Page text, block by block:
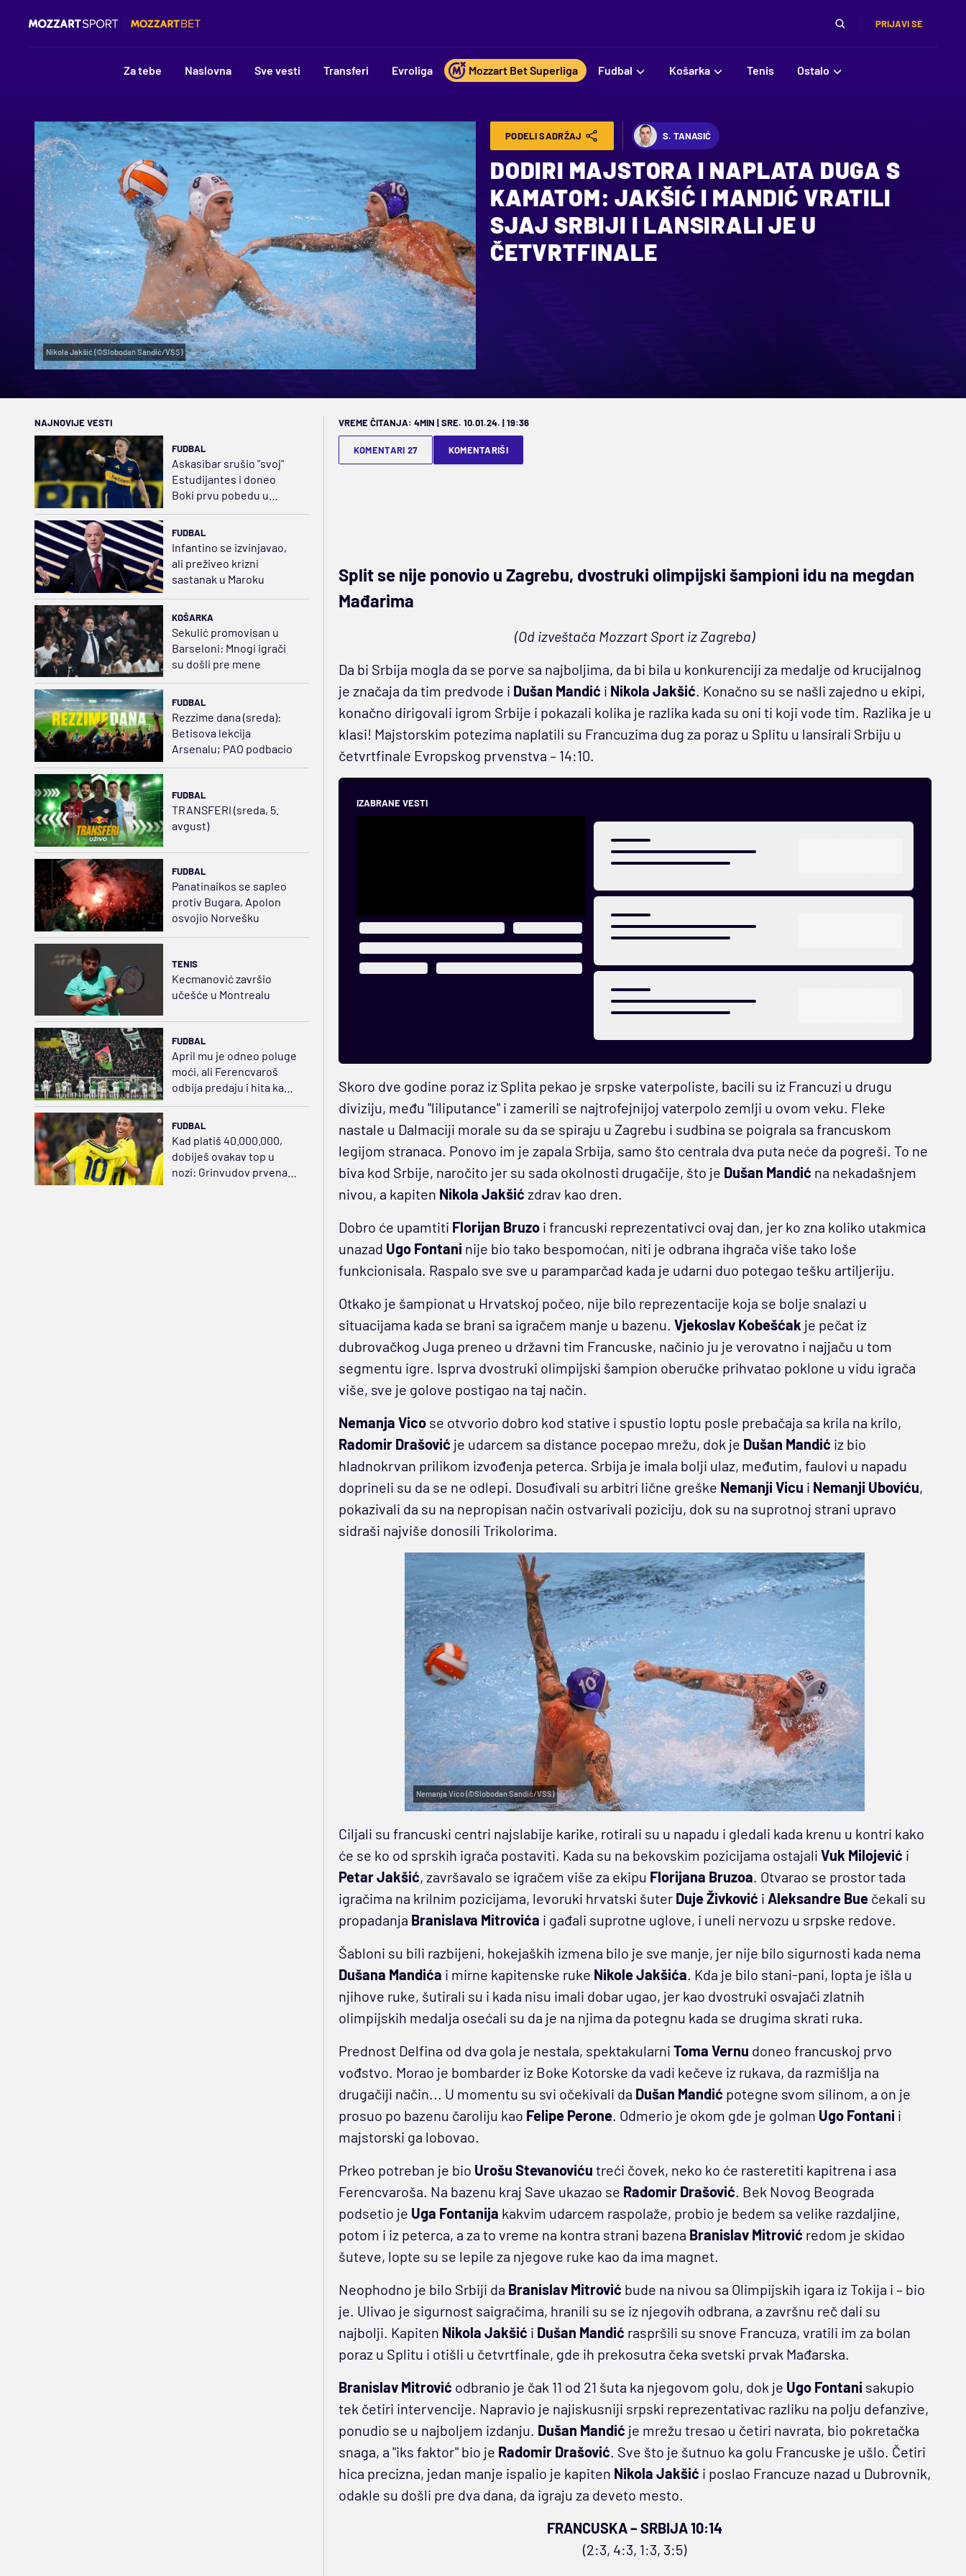
PRIJAVI SE
Za tebe Naslovna Sve vesti Transferi Evroliga Mozzart Bet Superliga Fudbal Košarka Tenis Ostalo
Nikola Jakšić (©Slobodan Sandić/VSS)
PODELI SADRŽAJ S. TANASIĆ
DODIRI MAJSTORA I NAPLATA DUGA S
KAMATOM: JAKŠIĆ I MANDIĆ VRATILI
SJAJ SRBIJI I LANSIRALI JE U
ČETVRTFINALE
NAJNOVIJE VESTI
FUDBAL
Askasibar srušio "svoj"
Estudijantes i doneo
Boki prvu pobedu u
FUDBAL
Infantino se izvinjavao,
ali preživeo krizni
sastanak u Maroku
KOŠARKA
Sekulić promovisan u
Barseloni: Mnogi igrači
su došli pre mene
FUDBAL
Rezzime dana (sreda):
Betisova lekcija
Arsenalu; PAO podbacio
FUDBAL
TRANSFERI (sreda, 5.
avgust)
FUDBAL
Panatinaikos se sapleo
protiv Bugara, Apolon
osvojio Norvešku
TENIS
Kecmanović završio
učešće u Montrealu
FUDBAL
April mu je odneo poluge
moći, ali Ferencvaroš
odbija predaju i hita ka
FUDBAL
Kad platiš 40.000.000,
dobiješ ovakav top u
nozi: Grinvudov prvenac,
VREME ČITANJA: 4MIN | SRE. 10.01.24. | 19:36
KOMENTARI 27 KOMENTARIŠI
Split se nije ponovio u Zagrebu, dvostruki olimpijski šampioni idu na megdan
Mađarima
(Od izveštača Mozzart Sport iz Zagreba)
Da bi Srbija mogla da se porve sa najboljima, da bi bila u konkurenciji za medalje od krucijalnog
je značaja da tim predvode i Dušan Mandić i Nikola Jakšić. Konačno su se našli zajedno u ekipi,
konačno dirigovali igrom Srbije i pokazali kolika je razlika kada su oni ti koji vode tim. Razlika je u
klasi! Majstorskim potezima naplatili su Francuzima dug za poraz u Splitu u lansirali Srbiju u
četvrtfinale Evropskog prvenstva – 14:10.
IZABRANE VESTI
Skoro dve godine poraz iz Splita pekao je srpske vaterpoliste, bacili su iz Francuzi u drugu
diviziju, među "liliputance" i zamerili se najtrofejnijoj vaterpolo zemlji u ovom veku. Fleke
nastale u Dalmaciji morale su da se spiraju u Zagrebu i sudbina se poigrala sa francuskom
legijom stranaca. Ponovo im je zapala Srbija, samo što centrala dva puta neće da pogreši. To ne
biva kod Srbije, naročito jer su sada okolnosti drugačije, što je Dušan Mandić na nekadašnjem
nivou, a kapiten Nikola Jakšić zdrav kao dren.
Dobro će upamtiti Florijan Bruzoi francuski reprezentativci ovaj dan, jer ko zna koliko utakmica
unazad Ugo Fontani nije bio tako bespomoćan, niti je odbrana ihgrača više tako loše
funkcionisala. Raspalo sve sve u paramparčad kada je udarni duo potegao tešku artiljeriju.
Otkako je šampionat u Hrvatskoj počeo, nije bilo reprezentacije koja se bolje snalazi u
situacijama kada se brani sa igračem manje u bazenu. Vjekoslav Kobešćak je pečat iz
dubrovačkog Juga preneo u državni tim Francuske, načinio ju je verovatno i najjaču u tom
segmentu igre. Isprva dvostruki olimpijski šampion oberučke prihvatao poklone u vidu igrača
više, sve je golove postigao na taj način.
Nemanja Vicose otvvorio dobro kod stative i spustio loptu posle prebačaja sa krila na krilo,
Radomir Drašović je udarcem sa distance pocepao mrežu, dok je Dušan Mandić iz bio
hladnokrvan prilikom izvođenja peterca. Srbija je imala bolji ulaz, međutim, faulovi u napadu
doprineli su da se ne odlepi. Dosuđivali su arbitri lične greške Nemanji Vicu i Nemanji Uboviću,
pokazivali da su na nepropisan način ostvarivali poziciju, dok su na suprotnoj strani upravo
sidraši najviše donosili Trikolorima.
Nemanja Vico (©Slobodan Sandić/VSS)
Ciljali su francuski centri najslabije karike, rotirali su u napadu i gledali kada krenu u kontri kako
će se ko od sprskih igrača postaviti. Kada su na bekovskim pozicijama ostajali Vuk Milojević i
Petar Jakšić, završavalo se igračem više za ekipu Florijana Bruzoa. Otvarao se prostor tada
igračima na krilnim pozicijama, levoruki hrvatski šuter Duje Živković i Aleksandre Buečekali su
propadanja Branislava Mitrovića i gađali suprotne uglove, i uneli nervozu u srpske redove.
Šabloni su bili razbijeni, hokejaških izmena bilo je sve manje, jer nije bilo sigurnosti kada nema
Dušana Mandića i mirne kapitenske ruke Nikole Jakšića. Kda je bilo stani-pani, lopta je išla u
njihove ruke, šutirali su i kada nisu imali dobar ugao, jer kao dvostruki osvajači zlatnih
olimpijskih medalja osećali su da je na njima da potegnu kada se drugima skrati ruka.
Prednost Delfina od dva gola je nestala, spektakularni Toma Vernu doneo francuskoj prvo
vođstvo. Morao je bombarder iz Boke Kotorske da vadi kečeve iz rukava, da razmišlja na
drugačiji način... U momentu su svi očekivali da Dušan Mandić potegne svom silinom, a on je
prosuo po bazenu čaroliju kao Felipe Perone. Odmerio je okom gde je golman Ugo Fontani i
majstorski ga lobovao.
Prkeo potreban je bio Urošu Stevanoviću treći čovek, neko ko će rasteretiti kapitrena i asa
Ferencvaroša. Na bazenu kraj Save ukazao se Radomir Drašović. Bek Novog Beograda
podsetio je Uga Fontanija kakvim udarcem raspolaže, probio je bedem sa velike razdaljine,
potom i iz peterca, a za to vreme na kontra strani bazena Branislav Mitrović redom je skidao
šuteve, lopte su se lepile za njegove ruke kao da ima magnet.
Neophodno je bilo Srbiji da Branislav Mitrović bude na nivou sa Olimpijskih igara iz Tokija i – bio
je. Ulivao je sigurnost saigračima, hranili su se iz njegovih odbrana, a završnu reč dali su
najbolji. Kapiten Nikola Jakšić i Dušan Mandić raspršili su snove Francuza, vratili im za bolan
poraz u Splitu i otišli u četvrtfinale, gde ih prekosutra čeka svetski prvak Mađarska.
Branislav Mitrović odbranio je čak 11 od 21 šuta ka njegovom golu, dok je Ugo Fontani sakupio
tek četiri intervencije. Napravio je najiskusniji srpski reprezentativac razliku na polju defanzive,
ponudio se u najboljem izdanju. Dušan Mandić je mrežu tresao u četiri navrata, bio pokretačka
snaga, a "iks faktor" bio je Radomir Drašović. Sve što je šutnuo ka golu Francuske je ušlo. Četiri
hica precizna, jedan manje ispalio je kapiten Nikola Jakšić i poslao Francuze nazad u Dubrovnik,
odakle su došli pre dva dana, da igraju za deveto mesto.
FRANCUSKA – SRBIJA 10:14
(2:3, 4:3, 1:3, 3:5)